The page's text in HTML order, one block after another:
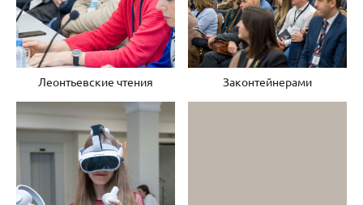
Леонтьевские чтения Законтейнерами